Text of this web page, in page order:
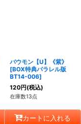
バウモン【U】《紫》
[BOX特典パラレル版
BT14-006]
120円(税込)
在庫数13点
カートに入れる